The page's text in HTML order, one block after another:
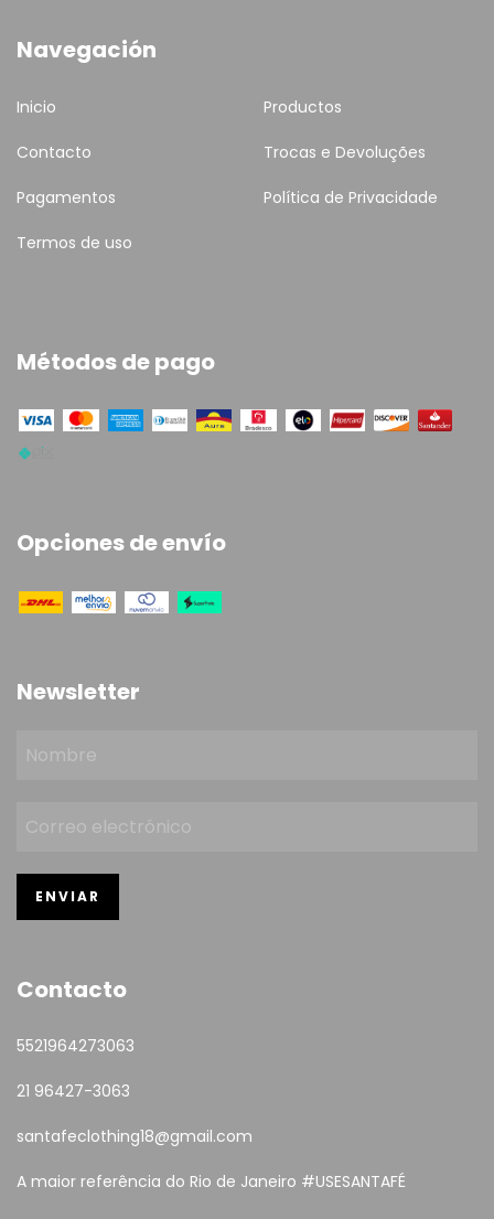
Navegación
Inicio Productos
Contacto Trocas e Devoluções
Pagamentos Política de Privacidade
Termos de uso
Métodos de pago
Opciones de envío
Newsletter
Contacto
5521964273063
21 96427-3063
santafeclothing18@gmail.com
A maior referência do Rio de Janeiro #USESANTAFÉ